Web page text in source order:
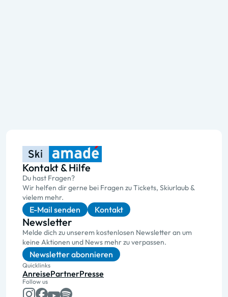
Kontakt & Hilfe
Du hast Fragen?
Wir helfen dir gerne bei Fragen zu Tickets, Skiurlaub &
vielem mehr.
E-Mail senden Kontakt
Newsletter
Melde dich zu unserem kostenlosen Newsletter an um
keine Aktionen und News mehr zu verpassen.
Newsletter abonnieren
Quicklinks
AnreisePartnerPresse
Follow us